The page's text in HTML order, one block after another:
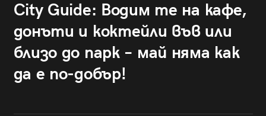
City Guide: Водим те на кафе,
донъти и коктейли във или
близо до парк – май няма как
да е по-добър!